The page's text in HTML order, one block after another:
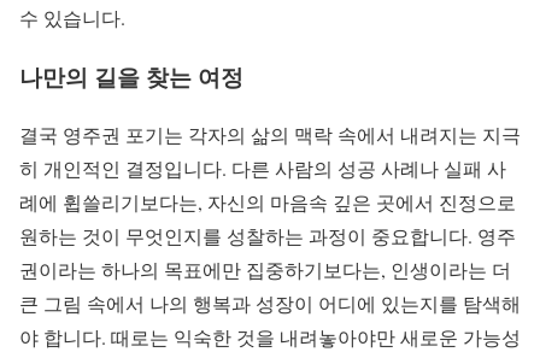
수 있습니다.
나만의 길을 찾는 여정
결국 영주권 포기는 각자의 삶의 맥락 속에서 내려지는 지극
히 개인적인 결정입니다. 다른 사람의 성공 사례나 실패 사
례에 휩쓸리기보다는, 자신의 마음속 깊은 곳에서 진정으로
원하는 것이 무엇인지를 성찰하는 과정이 중요합니다. 영주
권이라는 하나의 목표에만 집중하기보다는, 인생이라는 더
큰 그림 속에서 나의 행복과 성장이 어디에 있는지를 탐색해
야 합니다. 때로는 익숙한 것을 내려놓아야만 새로운 가능성